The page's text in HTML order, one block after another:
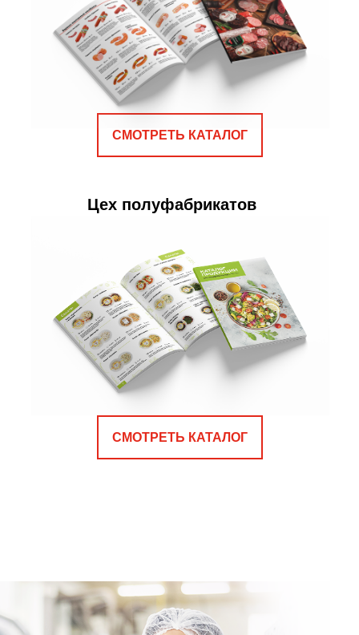
СМОТРЕТЬ КАТАЛОГ
СМОТРЕТЬ КАТАЛОГ
Цех полуфабрикатов